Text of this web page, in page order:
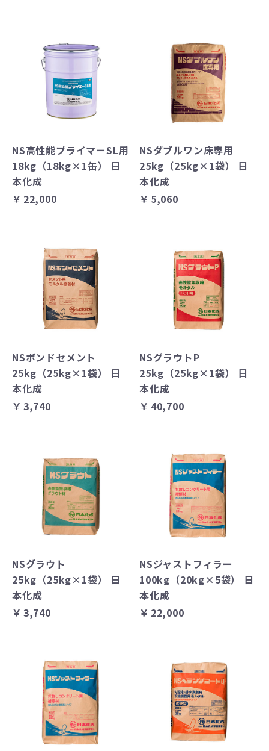
NS高性能プライマーSL用
18kg（18kg×1缶） 日
本化成
￥22,000
NSダブルワン床専用
25kg（25kg×1袋） 日
本化成
￥5,060
NSボンドセメント
25kg（25kg×1袋） 日
本化成
￥3,740
NSグラウトP
25kg（25kg×1袋） 日
本化成
￥40,700
NSグラウト
25kg（25kg×1袋） 日
本化成
￥3,740
NSジャストフィラー
100kg（20kg×5袋） 日
本化成
￥22,000